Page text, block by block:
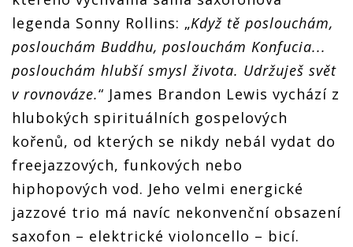
legenda Sonny Rollins: „Když tě poslouchám,
poslouchám Buddhu, poslouchám Konfucia...
poslouchám hlubší smysl života. Udržuješ svět
v rovnováze.“ James Brandon Lewis vychází z
hlubokých spirituálních gospelových
kořenů, od kterých se nikdy nebál vydat do
freejazzových, funkových nebo
hiphopových vod. Jeho velmi energické
jazzové trio má navíc nekonvenční obsazení
saxofon – elektrické violoncello – bicí.